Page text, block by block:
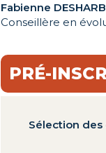
Fabienne
Conseillère en
PRÉ-
Sélection des